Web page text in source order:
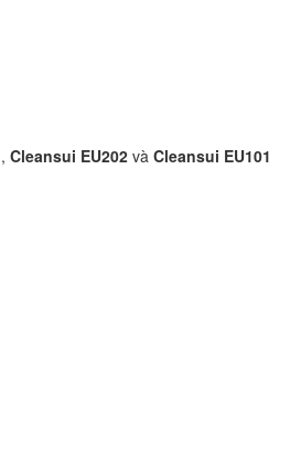
,Cleansui EU202vàCleansui EU101